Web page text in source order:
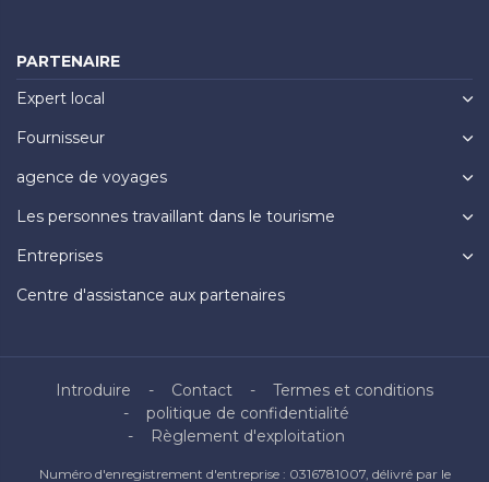
PARTENAIRE
Expert local
Fournisseur
agence de voyages
Les personnes travaillant dans le tourisme
Entreprises
Centre d'assistance aux partenaires
Introduire Contact
Termes et conditions
politique de confidentialité
Règlement d'exploitation
Numéro d'enregistrement d'entreprise : 0316781007, délivré par le